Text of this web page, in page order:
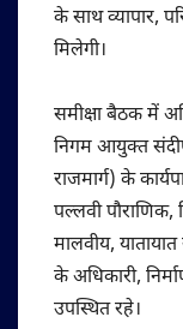
के साथ व्यापार,
मिलेगी।
समीक्षा बैठक में
निगम आयुक्त संदीप
राजमार्ग) के
पल्लवी पौराणिक,
मालवीय,
के अधिकारी,
उपस्थित रहे।